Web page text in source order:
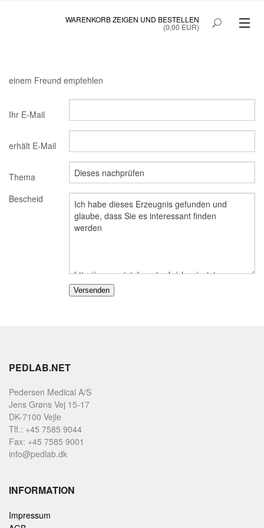
WARENKORB ZEIGEN UND BESTELLEN
(0,00 EUR)
SAINTE BEAUTÉ COLOSTRUM
QUICKTANNING
STARTSEITE SONDERANGEBOT
MEIN KONTO B2BLOGIN
KUNDEN ANMELDUNG
einem Freund empfehlen
Ihr E-Mail
erhält E-Mail
Thema
Bescheid
PEDLAB.NET
Pedersen Medical A/S
Jens Grøns Vej 15-17
DK-7100 Vejle
Tlf.: +45 7585 9044
Fax: +45 7585 9001
info@pedlab.dk
INFORMATION
Impressum